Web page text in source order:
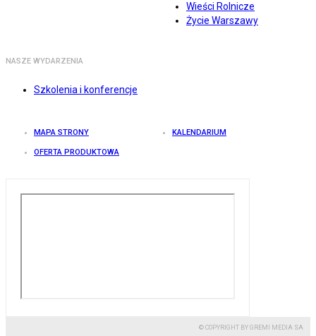
Wieści Rolnicze
Życie Warszawy
NASZE WYDARZENIA
Szkolenia i konferencje
MAPA STRONY KALENDARIUM
OFERTA PRODUKTOWA
© COPYRIGHT BY GREMI MEDIA SA